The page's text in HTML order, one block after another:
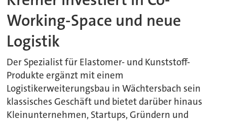
Working-Space und neue
Logistik
Der Spezialist für Elastomer- und Kunststoff-
Produkte ergänzt mit einem
Logistikerweiterungsbau in Wächtersbach sein
klassisches Geschäft und bietet darüber hinaus
Kleinunternehmen, Startups, Gründern und